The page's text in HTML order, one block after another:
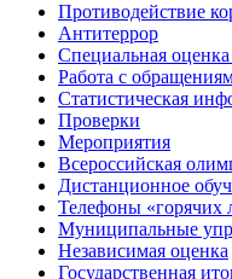
Противодействие
Антитеррор
Специальная
Работа с
Статистическая
Проверки
Мероприятия
Всероссийская
Дистанционное
Телефоны «горячих
Муниципальные
Независимая оценка
Государственная